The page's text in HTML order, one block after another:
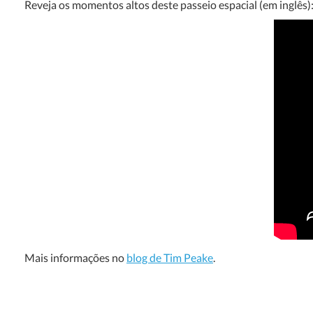
Reveja os momentos altos deste passeio espacial (em inglês):
Mais informações no blog de Tim Peake.